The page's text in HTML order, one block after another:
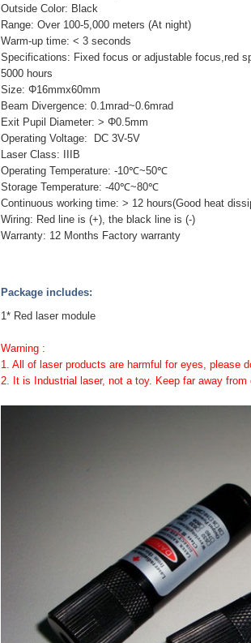
Outside Color: Black
Range: Over 100-5,000 meters (At night)
Warm-up time: < 3 seconds
Specifications: Fixed focus or adjustable focus,red
5000 hours
Size: Φ16mmx60mm
Beam Divergence: 0.1mrad~0.6mrad
Exit Pupil Diameter: > Φ0.5mm
Operating Voltage: DC 3V-5V
Laser Class: IIIB
Operating Temperature: -10℃~50℃
Storage Temperature: -40℃~80℃
Continuous working time: > 12 hours(Good heat
Wiring: Red line is (+), the black line is (-)
Warranty: 12 Months Factory warranty
Package includes:
1* Red laser module
Warning :
1. All of laser products are harmful for eyes, please
2. It is Industrial laser, not a toy. Keep far away from